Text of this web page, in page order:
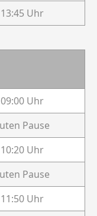
Uhr
Uhr
Pause
Uhr
Pause
Uhr